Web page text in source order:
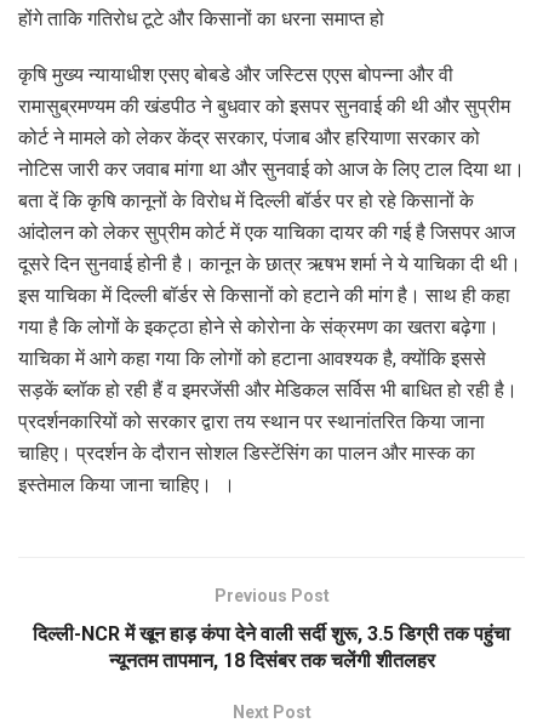
होंगे ताकि गतिरोध टूटे और किसानों का धरना समाप्त हो
कृषि मुख्य न्यायाधीश एसए बोबडे और जस्टिस एएस बोपन्ना और वी
रामासुब्रमण्यम की खंडपीठ ने बुधवार को इसपर सुनवाई की थी और सुप्रीम
कोर्ट ने मामले को लेकर केंद्र सरकार, पंजाब और हरियाणा सरकार को
नोटिस जारी कर जवाब मांगा था और सुनवाई को आज के लिए टाल दिया था।
बता दें कि कृषि कानूनों के विरोध में दिल्ली बॉर्डर पर हो रहे किसानों के
आंदोलन को लेकर सुप्रीम कोर्ट में एक याचिका दायर की गई है जिसपर आज
दूसरे दिन सुनवाई होनी है। कानून के छात्र ऋषभ शर्मा ने ये याचिका दी थी।
इस याचिका में दिल्ली बॉर्डर से किसानों को हटाने की मांग है। साथ ही कहा
गया है कि लोगों के इकट्ठा होने से कोरोना के संक्रमण का खतरा बढ़ेगा।
याचिका में आगे कहा गया कि लोगों को हटाना आवश्यक है, क्योंकि इससे
सड़कें ब्लॉक हो रही हैं व इमरजेंसी और मेडिकल सर्विस भी बाधित हो रही है।
प्रदर्शनकारियों को सरकार द्वारा तय स्थान पर स्थानांतरित किया जाना
चाहिए। प्रदर्शन के दौरान सोशल डिस्टेंसिंग का पालन और मास्क का
इस्तेमाल किया जाना चाहिए। ।
Previous Post
दिल्ली-NCR में खून हाड़ कंपा देने वाली सर्दी शुरू, 3.5 डिग्री तक पहुंचा
न्यूनतम तापमान, 18 दिसंबर तक चलेंगी शीतलहर
Next Post